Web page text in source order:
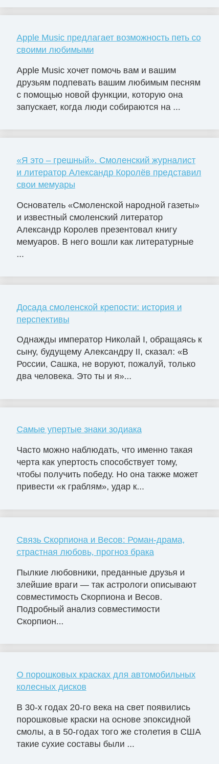
Apple Music предлагает возможность петь со
своими любимыми
Apple Music хочет помочь вам и вашим
друзьям подпевать вашим любимым песням
с помощью новой функции, которую она
запускает, когда люди собираются на ...
«Я это – грешный». Смоленский журналист
и литератор Александр Королёв представил
свои мемуары
Основатель «Смоленской народной газеты»
и известный смоленский литератор
Александр Королев презентовал книгу
мемуаров. В него вошли как литературные
...
Досада смоленской крепости: история и
перспективы
Однажды император Николай I, обращаясь к
сыну, будущему Александру II, сказал: «В
России, Сашка, не воруют, пожалуй, только
два человека. Это ты и я»...
Самые упертые знаки зодиака
Часто можно наблюдать, что именно такая
черта как упертость способствует тому,
чтобы получить победу. Но она также может
привести «к граблям», удар к...
Связь Скорпиона и Весов: Роман-драма,
страстная любовь, прогноз брака
Пылкие любовники, преданные друзья и
злейшие враги — так астрологи описывают
совместимость Скорпиона и Весов.
Подробный анализ совместимости
Скорпион...
О порошковых красках для автомобильных
колесных дисков
В 30-х годах 20-го века на свет появились
порошковые краски на основе эпоксидной
смолы, а в 50-годах того же столетия в США
такие сухие составы были ...